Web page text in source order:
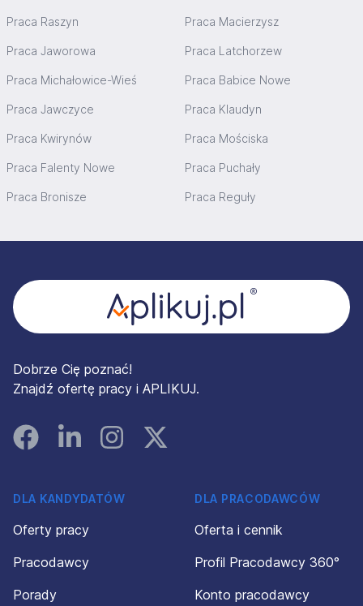
Praca Raszyn Praca Macierzysz
Praca Jaworowa Praca Latchorzew
Praca Michałowice-Wieś Praca Babice Nowe
Praca Jawczyce Praca Klaudyn
Praca Kwirynów Praca Mościska
Praca Falenty Nowe Praca Puchały
Praca Bronisze Praca Reguły
Dobrze Cię poznać!
Znajdź ofertę pracy i APLIKUJ.
FacebookLinked InInstagramInstagram
DLA KANDYDATÓW
Oferty pracy
Pracodawcy
Porady
DLA PRACODAWCÓW
Oferta i cennik
Profil Pracodawcy 360°
Konto pracodawcy